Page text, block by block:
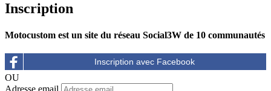
Inscription
Motocustom est un site du réseau Social3W de 10 communautés
OU
Adresse email